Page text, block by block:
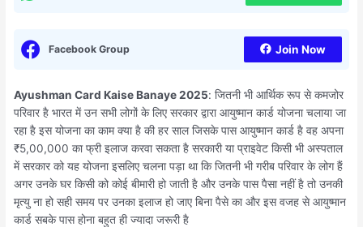
Facebook Group Join Now
Ayushman Card Kaise Banaye 2025: जितनी भी आर्थिक रूप से कमजोर
परिवार है भारत में उन सभी लोगों के लिए सरकार द्वारा आयुष्मान कार्ड योजना चलाया जा
रहा है इस योजना का काम क्या है की हर साल जिसके पास आयुष्मान कार्ड है वह अपना
₹5,00,000 का फ्री इलाज करवा सकता है सरकारी या प्राइवेट किसी भी अस्पताल
में सरकार को यह योजना इसलिए चलना पड़ा था कि जितनी भी गरीब परिवार के लोग हैं
अगर उनके घर किसी को कोई बीमारी हो जाती है और उनके पास पैसा नहीं है तो उनकी
मृत्यु ना हो सही समय पर उनका इलाज हो जाए बिना पैसे का और इस वजह से आयुष्मान
कार्ड सबके पास होना बहुत ही ज्यादा जरूरी है